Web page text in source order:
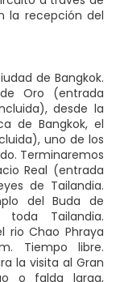
la recepción del
de Bangkok.
Oro (entrada
desde la
de Bangkok, el
uno de los
Terminaremos
Real (entrada
de Tailandia.
del Buda de
Tailandia.
rio Chao Phraya
Tiempo libre.
la visita al Gran
o falda larga,